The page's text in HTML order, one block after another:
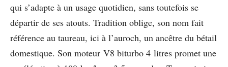
qui s’adapte à un usage quotidien, sans toutefois se
départir de ses atouts. Tradition oblige, son nom fait
référence au taureau, ici à l’auroch, un ancêtre du bétail
domestique. Son moteur V8 biturbo 4 litres promet une